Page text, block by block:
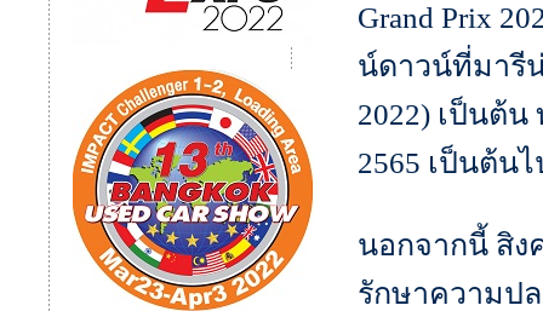
Grand Prix
น์ดาวน์ที่มารีน่
2022) เป็นต้
2565 เป็นต้นไ
นอกจากนี้ สิง
รักษาความป